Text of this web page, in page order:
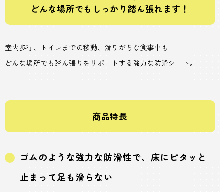
どんな場所でもしっかり踏ん張れます！
室内歩行、トイレまでの移動、滑りがちな食事中も
どんな場所でも踏ん張りをサポートする強力な防滑シート。
商品特長
ゴムのような強力な防滑性で、床にピタッと
止まって足も滑らない